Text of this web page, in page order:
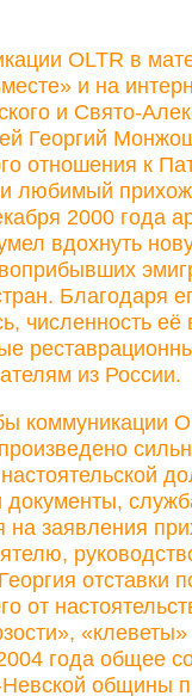
OLTR в
и на
и Свято-
Георгий
отношения к
любимый
2000 года
вдохнуть
Благодаря
численность
из России.
коммуникации
на заявления
отставки
от
«клеветы»
года общее
общины